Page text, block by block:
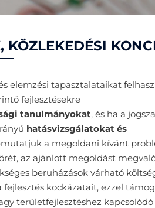
KÖZLEKEDÉSI
elemzési tapasztalataikat
fejlesztésekre
tanulmányokat, és ha a
hatásvizsgálatokat és
a megoldani kívánt
az ajánlott megoldást
beruházások várható
kockázatait, ezzel
területfejlesztéshez kapcsolódó